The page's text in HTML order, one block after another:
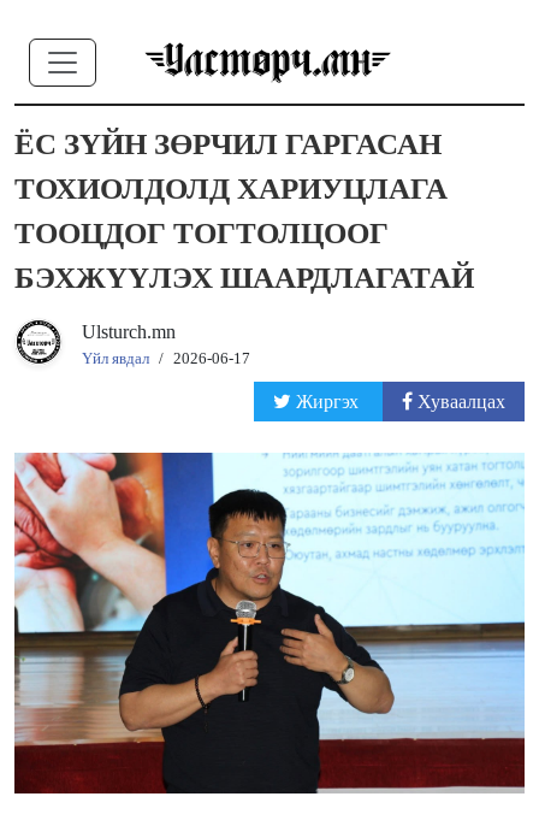
ЁС ЗҮЙН ЗӨРЧИЛ ГАРГАСАН
ТОХИОЛДОЛД ХАРИУЦЛАГА
ТООЦДОГ ТОГТОЛЦООГ
БЭХЖҮҮЛЭХ ШААРДЛАГАТАЙ
Ulsturch.mn
Үйл явдал / 2026-06-17
Жиргэх Хуваалцах